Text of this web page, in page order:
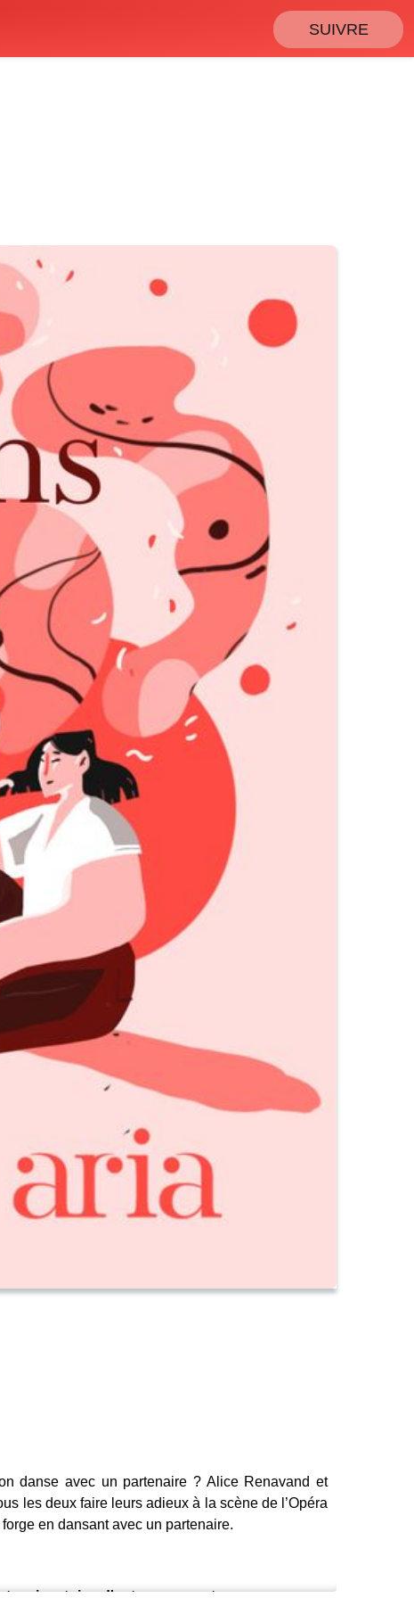
SUIVRE
danse avec un partenaire ? Alice Renavand et
les deux faire leurs adieux à la scène de l’Opéra
en dansant avec un partenaire.